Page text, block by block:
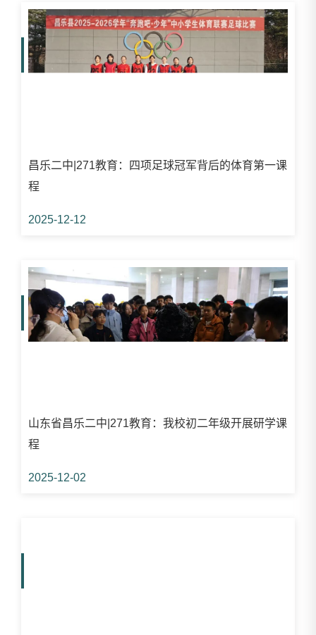
昌乐二中|271教育：四项足球冠军背后的体育第一课
程
2025-12-12
山东省昌乐二中|271教育：我校初二年级开展研学课
程
2025-12-02